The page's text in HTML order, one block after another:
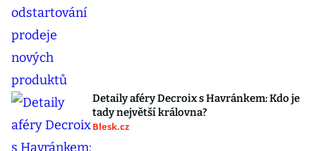
Detaily aféry Decroix s Havránkem: Kdo je
tady největší královna?
Blesk.cz